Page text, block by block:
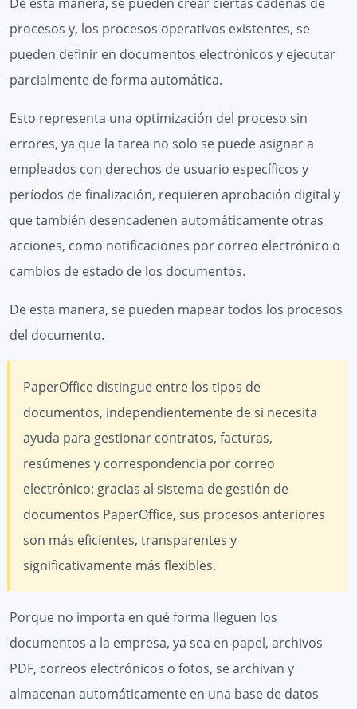
procesos y, los procesos operativos existentes, se
pueden definir en documentos electrónicos y ejecutar
parcialmente de forma automática.
Esto representa una optimización del proceso sin
errores, ya que la tarea no solo se puede asignar a
empleados con derechos de usuario específicos y
períodos de finalización, requieren aprobación digital y
que también desencadenen automáticamente otras
acciones, como notificaciones por correo electrónico o
cambios de estado de los documentos.
De esta manera, se pueden mapear todos los procesos
del documento.
PaperOffice distingue entre los tipos de
documentos, independientemente de si necesita
ayuda para gestionar contratos, facturas,
resúmenes y correspondencia por correo
electrónico: gracias al sistema de gestión de
documentos PaperOffice, sus procesos anteriores
son más eficientes, transparentes y
significativamente más flexibles.
Porque no importa en qué forma lleguen los
documentos a la empresa, ya sea en papel, archivos
PDF, correos electrónicos o fotos, se archivan y
almacenan automáticamente en una base de datos